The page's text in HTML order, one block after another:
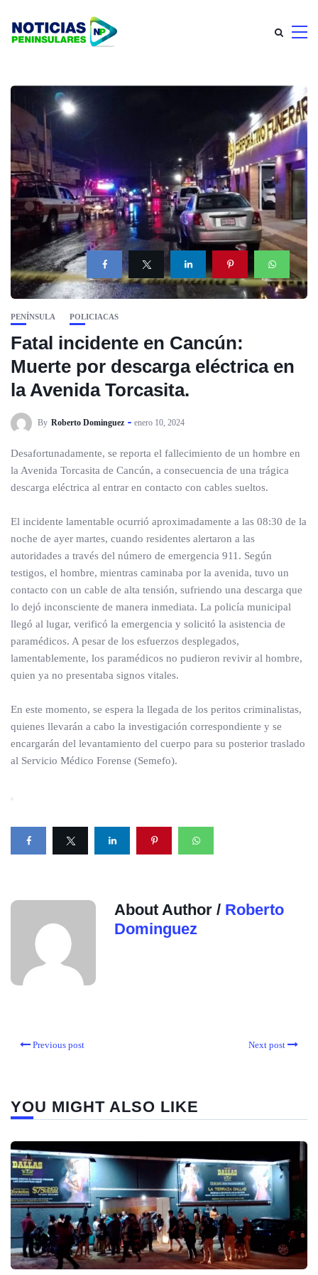
PENÍNSULA POLICIACAS
Fatal incidente en Cancún:
Muerte por descarga eléctrica en
la Avenida Torcasita.
By Roberto Dominguez enero 10, 2024
Desafortunadamente, se reporta el fallecimiento de un hombre en
la Avenida Torcasita de Cancún, a consecuencia de una trágica
descarga eléctrica al entrar en contacto con cables sueltos.
El incidente lamentable ocurrió aproximadamente a las 08:30 de la
noche de ayer martes, cuando residentes alertaron a las
autoridades a través del número de emergencia 911. Según
testigos, el hombre, mientras caminaba por la avenida, tuvo un
contacto con un cable de alta tensión, sufriendo una descarga que
lo dejó inconsciente de manera inmediata. La policía municipal
llegó al lugar, verificó la emergencia y solicitó la asistencia de
paramédicos. A pesar de los esfuerzos desplegados,
lamentablemente, los paramédicos no pudieron revivir al hombre,
quien ya no presentaba signos vitales.
En este momento, se espera la llegada de los peritos criminalistas,
quienes llevarán a cabo la investigación correspondiente y se
encargarán del levantamiento del cuerpo para su posterior traslado
al Servicio Médico Forense (Semefo).
About Author / Roberto
Dominguez
Previous post Next post
YOU MIGHT ALSO LIKE